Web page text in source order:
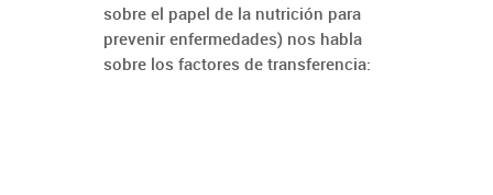
sobre el papel de la nutrición para
prevenir enfermedades) nos habla
sobre los factores de transferencia: